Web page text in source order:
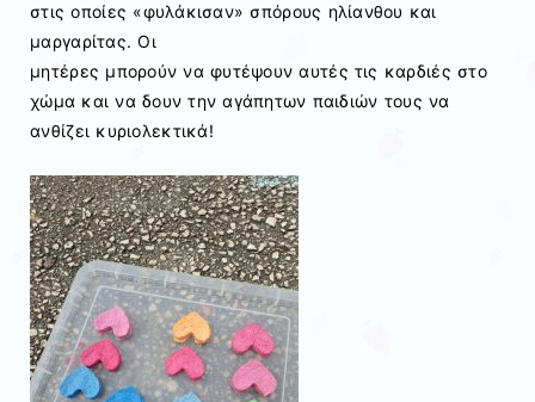
στις οποίες «φυλάκισαν» σπόρους ηλίανθου και
μαργαρίτας. Οι
μητέρες μπορούν να φυτέψουν αυτές τις καρδιές στο
χώμα και να δουν την αγάπητων παιδιών τους να
ανθίζει κυριολεκτικά!